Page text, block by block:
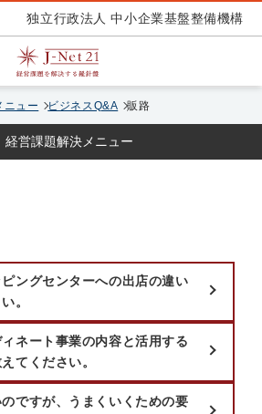
独立行政法人 中小企業基盤整備機構
ニュー ビジネスQ&A 販路
経営課題解決メニュー
ングセンターへの出店の違い
。
ネート事業の内容と活用する
てください。
ですが、うまくいくための要